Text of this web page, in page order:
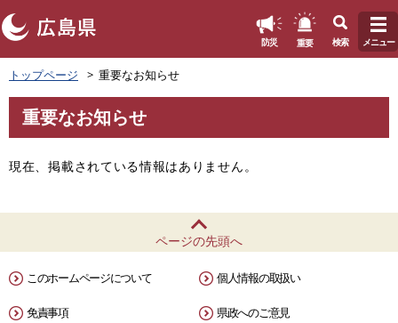
ペ
ー
ジ
先
で
。
防災 重要 検索 メニュー
トップページ 重要なお知らせ
文
重要なお知らせ
現在、掲載されている情報はありません。
ページの先頭へ
このホームページについて 個人情報の取扱い
免責事項 県政へのご意見